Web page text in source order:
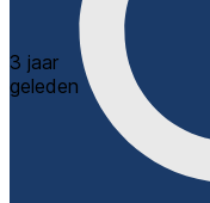
3 jaar
geleden